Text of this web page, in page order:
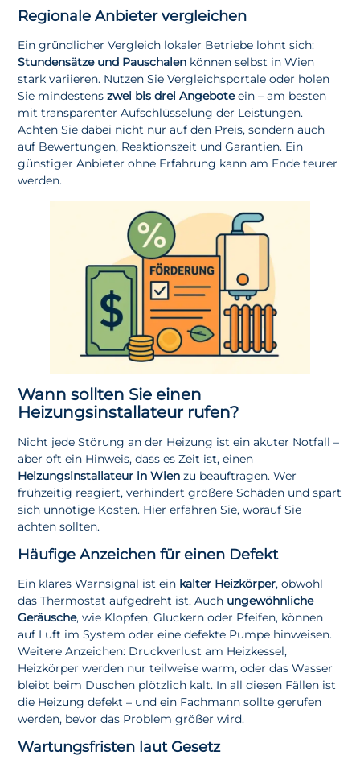
Regionale Anbieter vergleichen
Ein gründlicher Vergleich lokaler Betriebe lohnt sich:
Stundensätze und Pauschalen können selbst in Wien
stark variieren. Nutzen Sie Vergleichsportale oder holen
Sie mindestenszwei bis drei Angeboteein – am besten
mit transparenter Aufschlüsselung der Leistungen.
Achten Sie dabei nicht nur auf den Preis, sondern auch
auf Bewertungen, Reaktionszeit und Garantien. Ein
günstiger Anbieter ohne Erfahrung kann am Ende teurer
werden.
Wann sollten Sie einen
Heizungsinstallateur rufen?
Nicht jede Störung an der Heizung ist ein akuter Notfall –
aber oft ein Hinweis, dass es Zeit ist, einen
Heizungsinstallateur in Wien zu beauftragen. Wer
frühzeitig reagiert, verhindert größere Schäden und spart
sich unnötige Kosten. Hier erfahren Sie, worauf Sie
achten sollten.
Häufige Anzeichen für einen Defekt
Ein klares Warnsignal ist ein kalter Heizkörper, obwohl
das Thermostat aufgedreht ist. Auch ungewöhnliche
Geräusche, wie Klopfen, Gluckern oder Pfeifen, können
auf Luft im System oder eine defekte Pumpe hinweisen.
Weitere Anzeichen: Druckverlust am Heizkessel,
Heizkörper werden nur teilweise warm, oder das Wasser
bleibt beim Duschen plötzlich kalt. In all diesen Fällen ist
die Heizung defekt – und ein Fachmann sollte gerufen
werden, bevor das Problem größer wird.
Wartungsfristen laut Gesetz